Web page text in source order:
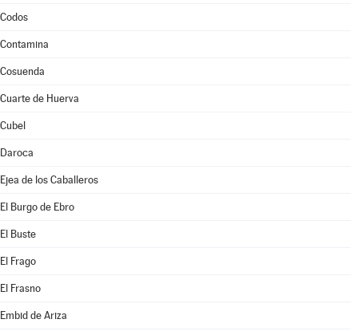
Codos
Contamina
Cosuenda
Cuarte de Huerva
Cubel
Daroca
Ejea de los Caballeros
El Burgo de Ebro
El Buste
El Frago
El Frasno
Embid de Ariza